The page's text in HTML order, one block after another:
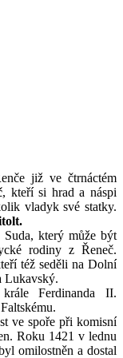
již ve čtrnáctém
, kteří si hrad a náspi
vladyk své statky.
který může být
rodiny z Řeneč.
též seděli na Dolní
Lukavský.
Ferdinanda II.
ve spoře při komisní
Roku 1421 v lednu
omilostněn a dostal